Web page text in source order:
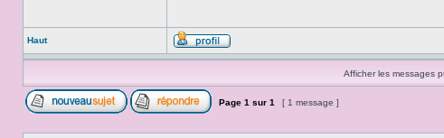
Haut
Afficher les messages
Page 1 sur 1 [ 1 message ]